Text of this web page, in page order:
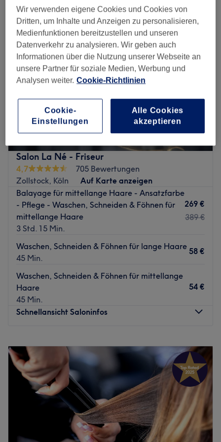
Salon La Né - Friseur
4,7
705 Bewertungen
Zollstock, Köln
Auf Karte anzeigen
Balayage für mittellange Haare - Ansatzfarbe
- Pflege - Waschen, Schneiden & Föhnen für
mittellange Haare
3 Std. 15 Min.
269 €
389 €
Waschen, Schneiden & Föhnen für lange Haare
45 Min.
58 €
Waschen, Schneiden & Föhnen für mittellange
Haare
45 Min.
54 €
Schnellansicht Saloninfos
Dienstag
18:00
Mittwoch
09:00–18:00
Donnerstag
09:00 –18:00
Freitag
09:00 –18:00
Samstag
09:00 – 15:00
Geschlossen
Bist du gelangweilt von deinen Haaren und brauchst eine
Wir verwenden eigene Cookies und Cookies von
Dritten, um Inhalte und Anzeigen zu personalisieren,
Medienfunktionen bereitzustellen und unseren
Datenverkehr zu analysieren. Wir geben auch
Informationen über die Nutzung unserer Webseite an
unsere Partner für soziale Medien, Werbung und
Analysen weiter. Cookie-Richtlinien
Cookie-
Einstellungen
Alle Cookies
akzeptieren